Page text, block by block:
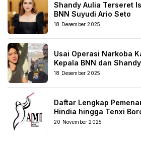
Shandy Aulia Terseret
BNN Suyudi Ario Seto
18 Desember 2025
Usai Operasi Narkoba
Kepala BNN dan
18 Desember 2025
Daftar Lengkap
Hindia hingga Tenxi
20 November 2025